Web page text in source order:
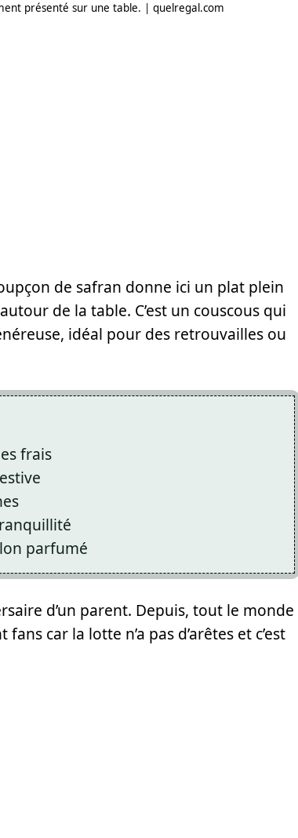
présenté sur une table. | quelregal.com
de safran donne ici un plat plein
de la table. C’est un couscous qui
idéal pour des retrouvailles ou
frais
parfumé
d’un parent. Depuis, tout le monde
car la lotte n’a pas d’arêtes et c’est